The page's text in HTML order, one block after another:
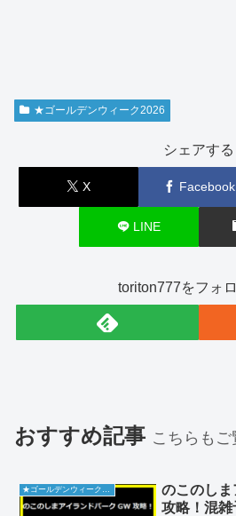
★ゴールデンウィーク2026
シェアする
X Facebook
LINE
toriton777をフォ
おすすめ記事 こちらも
のこのし
攻略！混